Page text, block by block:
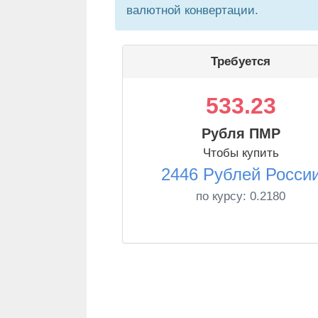
валютной конвертации.
Требуется
533.23
Рубля ПМР
Чтобы купить
2446 Рублей
по курсу: 0.2180